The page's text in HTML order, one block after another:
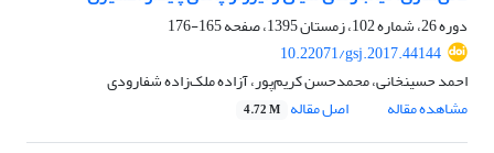
دوره 26، شماره 102، زمستان 1395، صفحه
165-176
10.22071/gsj.2017.44144
احمد حسینخانی، محمدحسن کریم‌پور، آزاده ملک‌زاده شفارودی
مشاهده مقاله
اصل مقاله 4.72 M